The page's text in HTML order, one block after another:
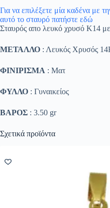
Για να επιλέξετε μία καδένα με
αυτό το σταυρό πατήστε εδώ
Σταυρός απο λευκό χρυσό Κ14
ΜΕΤΑΛΛΟ : Λευκός Χρυσός
ΦΙΝΙΡΙΣΜΑ : Ματ
ΦΥΛΛΟ : Γυναικείος
ΒΑΡΟΣ : 3.50 gr
Σχετικά προϊόντα